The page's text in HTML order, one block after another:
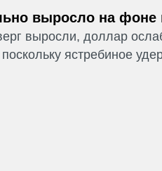
выросло на фоне
выросли, доллар
ястребиное